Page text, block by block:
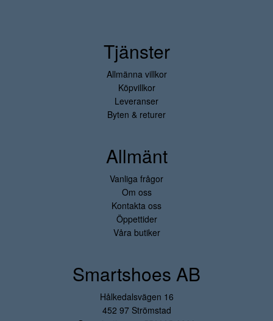
Tjänster
Allmänna villkor
Köpvillkor
Leveranser
Byten & returer
Allmänt
Vanliga frågor
Om oss
Kontakta oss
Öppettider
Våra butiker
Smartshoes AB
Hålkedalsvägen 16
452 97 Strömstad